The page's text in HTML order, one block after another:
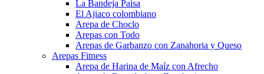
La Bandeja Paisa
El Ajiaco colombiano
Arepa de Choclo
Arepas con Todo
Arepas de Garbanzo con Zanahoria y Queso
Arepas Fitness
Arepa de Harina de Maíz con Afrecho